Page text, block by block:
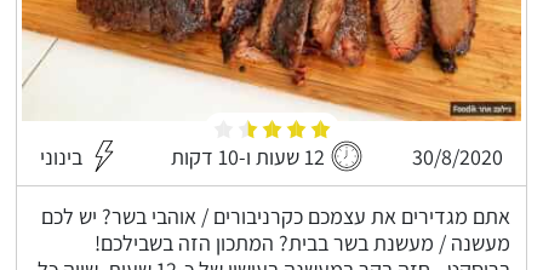
30/8/2020 12 שעות ו-10 דקות בינוני
אתם מגדירים את עצמכם כקרניבורים / אוהבי בשר? יש לכם
מעשנה / מעשנת בשר בבית? המתכון הזה בשבילכם!